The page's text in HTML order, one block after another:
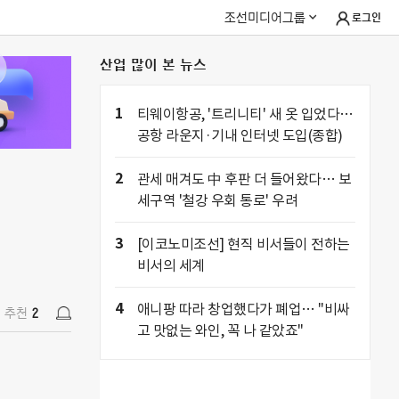
조선미디어그룹 로그인
추천 2
산업 많이 본 뉴스